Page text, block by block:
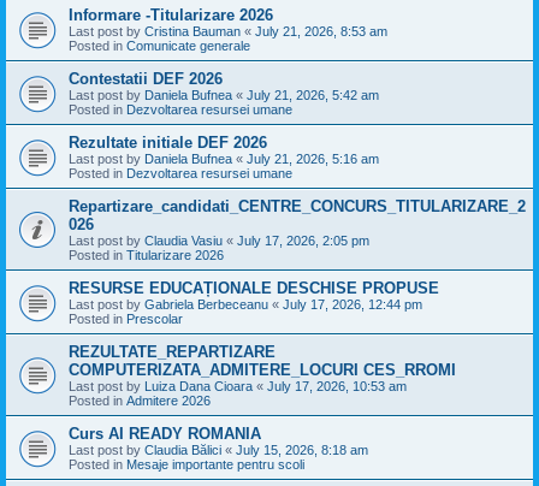
Informare -Titularizare 2026
Last post by Cristina Bauman « July 21, 2026, 8:53 am
Posted in Comunicate generale
Contestatii DEF 2026
Last post by Daniela Bufnea « July 21, 2026, 5:42 am
Posted in Dezvoltarea resursei umane
Rezultate initiale DEF 2026
Last post by Daniela Bufnea « July 21, 2026, 5:16 am
Posted in Dezvoltarea resursei umane
Repartizare_candidati_CENTRE_CONCURS_TITULARIZARE_2
026
Last post by Claudia Vasiu « July 17, 2026, 2:05 pm
Posted in Titularizare 2026
RESURSE EDUCAȚIONALE DESCHISE PROPUSE
Last post by Gabriela Berbeceanu « July 17, 2026, 12:44 pm
Posted in Prescolar
REZULTATE_REPARTIZARE
COMPUTERIZATA_ADMITERE_LOCURI CES_RROMI
Last post by Luiza Dana Cioara « July 17, 2026, 10:53 am
Posted in Admitere 2026
Curs AI READY ROMANIA
Last post by Claudia Bălici « July 15, 2026, 8:18 am
Posted in Mesaje importante pentru scoli